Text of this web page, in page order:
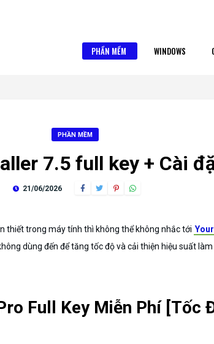
PHẦN MỀM WINDOWS
PHẦN MỀM
7.5 full key + Cài
21/06/2026
thiết trong máy tính thì không thể không nhắc tới
dùng đến để tăng tốc độ và cải thiện hiệu suất
Full Key Miễn Phí [Tốc